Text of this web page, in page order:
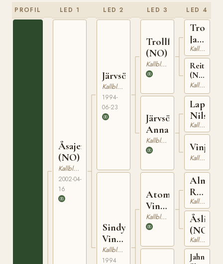
PROFIL LED 1
Åsajerven
(NO)
Kallblodig Travare
2002-04-
16
LED 2
Järvsöfaks
Kallblodig Travare
1994-
06-23
Sindy
Vinter
(NO)
Kallblodig Travare
1994
LED 3
Trollfaks
(NO)
Kallblodig Travare
Järvsö
Anna
Kallblodig Travare
Atom
Vinter
(NO)
Kallblodig Travare
LED 4
Troll
Jahn
(NO)
Kallblodig Travare
Reitlisa
(NO)
T-
23099
Kallblodig Travare
Lapp
Nils
Kallblodig Travare
Kallblodig Travare
Alm
Rigel
(NO)
Kallblodig Travare
Åslill
(NO)
Kallblodig Travare
Jahn